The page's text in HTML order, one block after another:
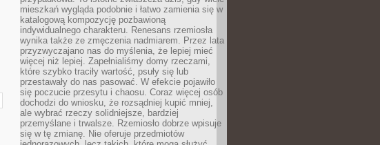
mieszkań wygląda podobnie i łatwo zamienia się w
katalogową kompozycję pozbawioną
indywidualnego charakteru. Renesans rzemiosła
wynika także ze zmęczenia nadmiarem. Przez lata
przyzwyczajano nas do myślenia, że lepiej mieć
więcej niż lepiej. Zapełnialiśmy domy rzeczami,
które szybko traciły wartość, psuły się lub
przestawały do nas pasować. W efekcie pojawiło
się poczucie przesytu i chaosu. Coraz więcej osób
dochodzi do wniosku, że rozsądniej kupić mniej,
ale wybrać rzeczy solidniejsze, bardziej
przemyślane i trwalsze. Rzemiosło dobrze wpisuje
się w tę zmianę. Nie oferuje przedmiotów